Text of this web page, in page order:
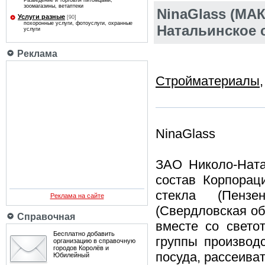
зоомагазины, ветаптеки
Услуги разные [90]
похоронные услуги, фотоуслуги, охранные
услуги
Реклама
Реклама на сайте
Справочная
Бесплатно добавить
организацию в справочную
городов Королёв и
Юбилейный
NinaGlass
Натальинское
Стройматериалы
NinaGlass
ЗАО Николо-
состав
стекла
(Свердловская
вместе со
группы
посуда,